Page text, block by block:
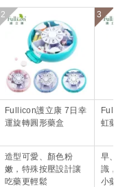
2 3
Fullicon護立康 7日幸
運旋轉圓形藥盒
虹藥盒
造型可愛、顏色粉
嫩，特殊按壓設計讓
吃藥更輕鬆
早、
識，
小藥盒